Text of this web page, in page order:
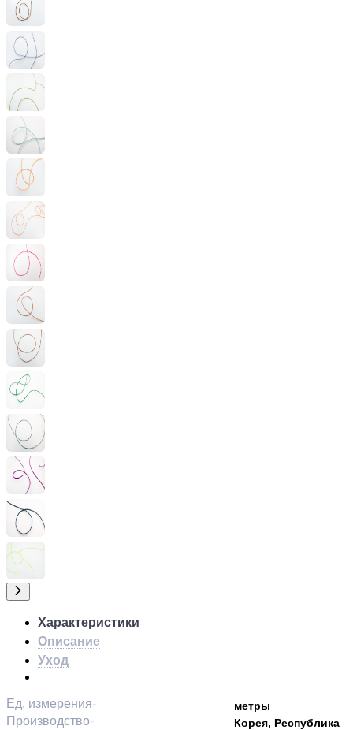
Характеристики
Описание
Уход
Ед. измерения метры
Производство Корея, Республика